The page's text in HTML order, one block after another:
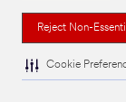
Reject Non-
Cookie